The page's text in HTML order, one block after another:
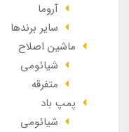
آروما
سایر برندها
ماشین اصلاح
شیائومی
متفرقه
پمپ باد
شیائومی